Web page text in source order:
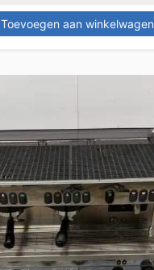
Toevoegen aan winkelwagen